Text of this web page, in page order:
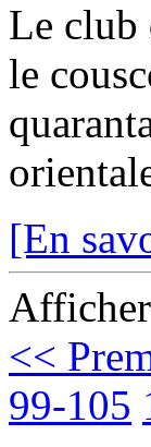
Le club
le
[En
<<
99-105